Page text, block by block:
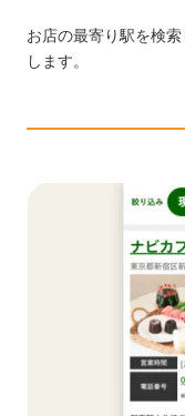
お店の最寄り駅を検
します。